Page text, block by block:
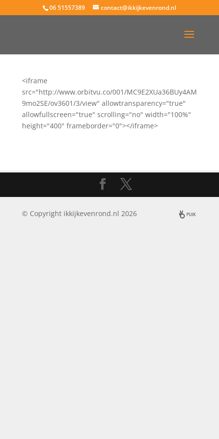
06 51557389 contact@ikkijkevenrond.nl
<iframe
src="http://www.orbitvu.co/001/MC9E2XUa36BUy4AM
9mo2SE/ov3601/3/view" allowtransparency="true"
allowfullscreen="true" scrolling="no" width="100%"
height="400" frameborder="0"></iframe>
© Copyright ikkijkevenrond.nl 2026